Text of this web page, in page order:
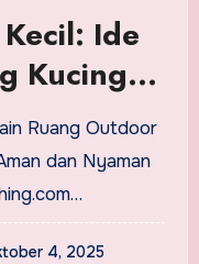
Ide
Kucing
dan
dan Nyaman
4, 2025